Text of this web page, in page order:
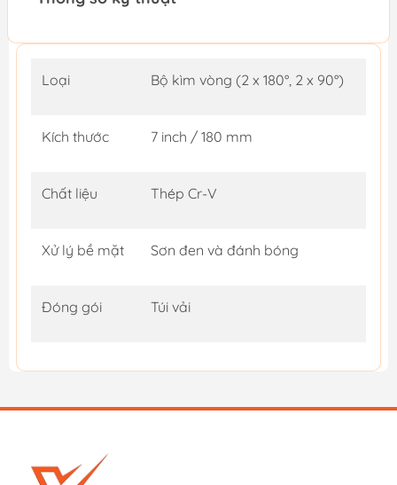
Loại Bộ kìm vòng (2 x 180°, 2 x 90°)
Kích thước 7 inch / 180 mm
Chất liệu Thép Cr-V
Xử lý bề mặt Sơn đen và đánh bóng
Đóng gói Túi vải